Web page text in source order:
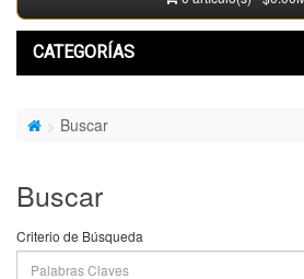
CATEGORÍAS
Buscar
Buscar
Criterio de Búsqueda